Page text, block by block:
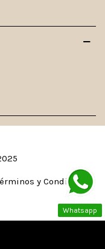
Whatsapp
y Condiciones